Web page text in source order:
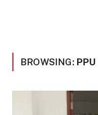
BROWSING: PPU